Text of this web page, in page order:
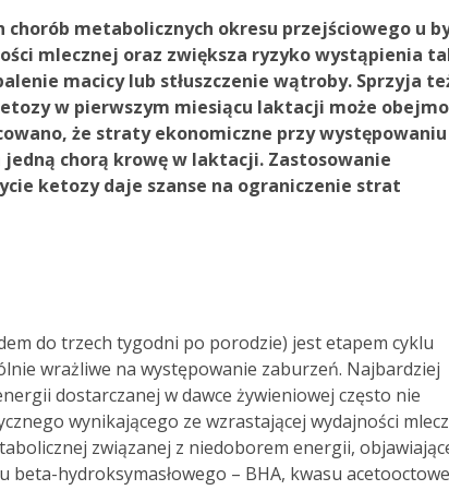
metabolicznych okresu przejściowego u
mlecznej oraz zwiększa ryzyko wystąpienia
macicy lub stłuszczenie wątroby. Sprzyja
w pierwszym miesiącu laktacji może
że straty ekonomiczne przy występowaniu
chorą krowę w laktacji. Zastosowanie
ketozy daje szanse na ograniczenie strat
do trzech tygodni po porodzie) jest etapem cyklu
wrażliwe na występowanie zaburzeń. Najbardziej
dostarczanej w dawce żywieniowej często nie
wynikającego ze wzrastającej wydajności
związanej z niedoborem energii,
beta-hydroksymasłowego – BHA, kwasu